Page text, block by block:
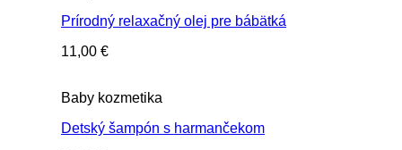
Prírodný relaxačný olej pre bábätká
11,00 €
Baby kozmetika
Detský šampón s harmančekom